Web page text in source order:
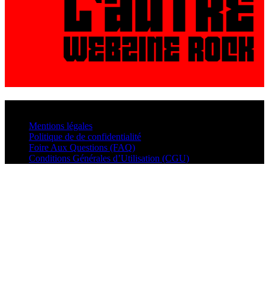
Mentions légales
Politique de de confidentialité
Foire Aux Questions (FAQ)
Conditions Générales d’Utilisation (CGU)